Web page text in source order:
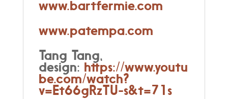
www.bartfermie.com
www.patempa.com
Tang Tang,
design: https://www.youtu
be.com/watch?
v=Et66gRzTU-s&t=71s